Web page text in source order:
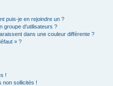
puis-je en rejoindre un ?
groupe d’utilisateurs ?
dans une couleur différente ?
» ?
!
non sollicités !